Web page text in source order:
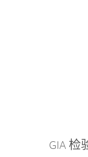
GIA